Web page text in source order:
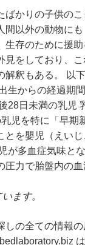
かりの子供の
以外の動物に
生存のために援
見をしており、
釈もある。 以
生からの経過期
28日未満の乳児
児を特に「早期
とを嬰児（えい
が多血症気味と
圧力で胎盤内の
ます。
の全ての情報